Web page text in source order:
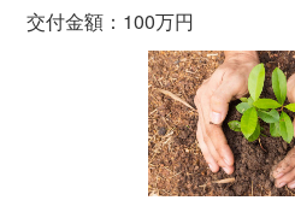
交付金額：100万円